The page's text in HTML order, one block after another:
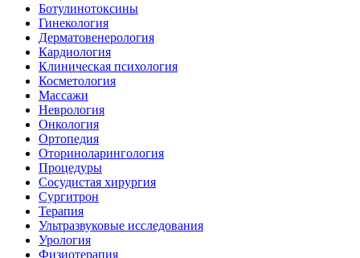
Ботулинотоксины
Гинекология
Дерматовенерология
Кардиология
Клиническая психология
Косметология
Массажи
Неврология
Онкология
Ортопедия
Оториноларингология
Процедуры
Сосудистая хирургия
Сургитрон
Терапия
Ультразвуковые исследования
Урология
Физиотерапия